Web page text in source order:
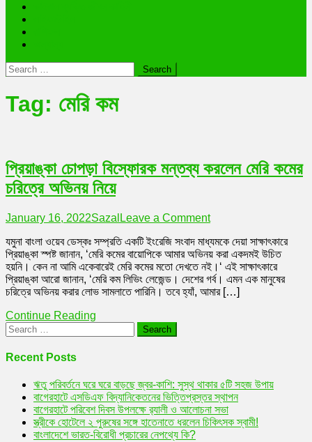
Search
for:
Tag: মেরি কম
প্রিয়াঙ্কা চোপড়া বিস্ফোরক মন্তব্য করলেন মেরি কমের
চরিত্রে অভিনয় নিয়ে
January 16, 2022Sazal Leave a Commenton
চোপড়া
বিস্ফোরক
মন্তব্য
করলেন
মেরি
যমুনা বাংলা ওয়েব ডেস্কঃ সম্প্রতি একটি ইংরেজি সংবাদ মাধ্যমকে দেয়া সাক্ষাৎকারে
প্রিয়াঙ্কা স্পষ্ট জানান, ‘মেরি কমের বায়োপিকে আমার অভিনয় করা একদমই উচিত
হয়নি। কেন না আমি একেবারেই মেরি কমের মতো দেখতে নই।‘ এই সাক্ষাৎকারে
প্রিয়াঙ্কা আরো জানান, ‘মেরি কম লিভিং লেজেন্ড। দেশের গর্ব। এমন এক মানুষের
চরিত্রে অভিনয় করার লোভ সামলাতে পারিনি। তবে হ্যাঁ, আমার […]
Continue Reading
Search
for:
Recent Posts
ঋতু পরিবর্তনে ঘরে ঘরে বাড়ছে জ্বর-কাশি: সুস্থ থাকার ৫টি সহজ উপায়
বাগেরহাটে এসডিএফ বিদ্যানিকেতনের ভিত্তিপ্রস্তর স্থাপন
বাগেরহাটে পরিবেশ দিবস উপলক্ষে র‌্যালী ও আলোচনা সভা
স্ত্রীকে হোটেলে ২ পুরুষের সঙ্গে হাতেনাতে ধরলেন চিকিৎসক স্বামী!
বাংলাদেশে ভারত-বিরোধী প্রচারের নেপথ্যে কি?